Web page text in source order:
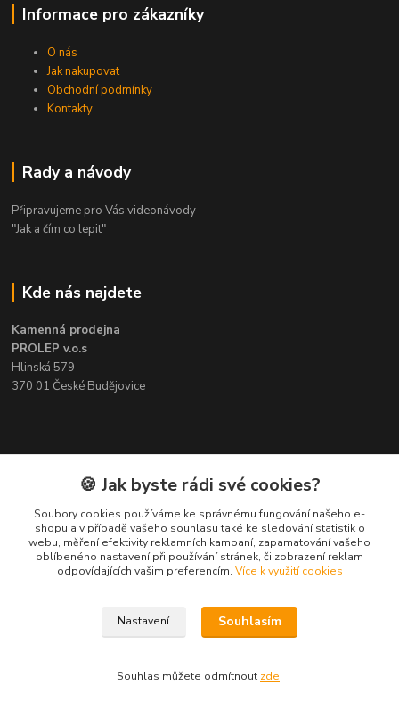
Informace pro zákazníky
O nás
Jak nakupovat
Obchodní podmínky
Kontakty
Rady a návody
Připravujeme pro Vás videonávody
"Jak a čím co lepit"
Kde nás najdete
Kamenná prodejna
PROLEP v.o.s
Hlinská 579
370 01 České Budějovice
Kontakt
Pavel Šedivý
+420 602 148 895
Pracovní doba PO - PÁ: 8,00-16,30
🍪 Jak byste rádi své cookies?
Soubory cookies používáme ke správnému fungování našeho e-
shopu a v případě vašeho souhlasu také ke sledování statistik o
webu, měření efektivity reklamních kampaní, zapamatování vašeho
oblíbeného nastavení při používání stránek, či zobrazení reklam
odpovídajících vašim preferencím. Více k využití cookies
Nastavení Souhlasím
Souhlas můžete odmítnout zde.